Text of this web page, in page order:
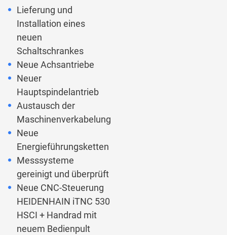
Lieferung und
Installation eines
neuen
Schaltschrankes
Neue Achsantriebe
Neuer
Hauptspindelantrieb
Austausch der
Maschinenverkabelung
Neue
Energieführungsketten
Messsysteme
gereinigt und überprüft
Neue CNC-Steuerung
HEIDENHAIN iTNC 530
HSCI + Handrad mit
neuem Bedienpult